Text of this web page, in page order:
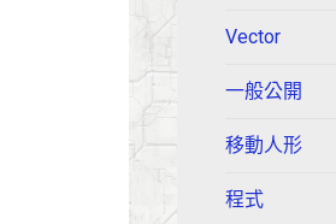
Vector
一般公開
移動人形
程式